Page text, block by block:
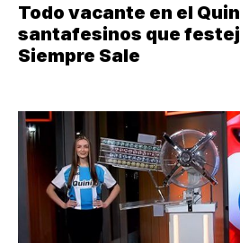
Todo vacante en el
santafesinos que
Siempre Sale